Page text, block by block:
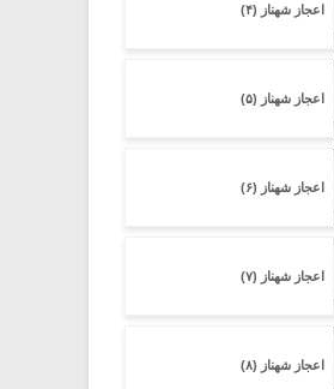
اعجاز شهناز (۴)
اعجاز شهناز (۵)
اعجاز شهناز (۶)
اعجاز شهناز (۷)
اعجاز شهناز (۸)